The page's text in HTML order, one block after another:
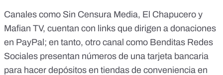
Canales como Sin Censura Media, El Chapucero y
Mafian TV, cuentan con links que dirigen a donaciones
en PayPal; en tanto, otro canal como Benditas Redes
Sociales presentan números de una tarjeta bancaria
para hacer depósitos en tiendas de conveniencia en